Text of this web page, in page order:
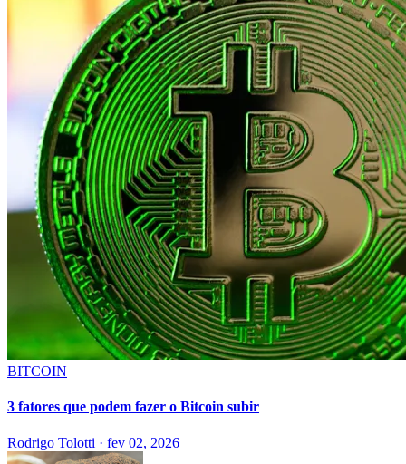
BITCOIN
3 fatores que podem fazer o Bitcoin subir
Rodrigo Tolotti · fev 02, 2026